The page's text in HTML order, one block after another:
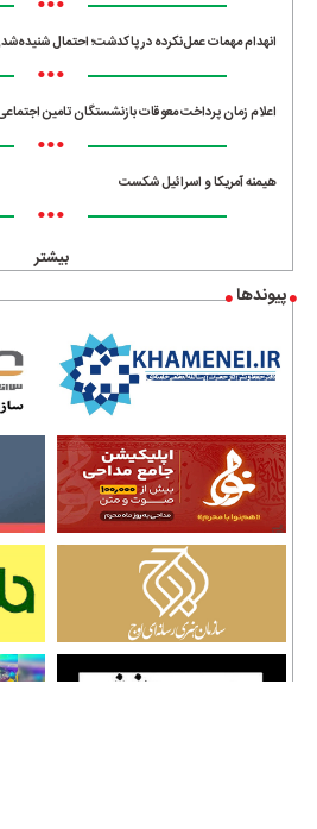
انهدام مهمات عمل‌نکرده در پاکدشت؛ احتمال
•••
اعلام زمان پرداخت معوقات بازنشستگان تامین
•••
هیمنه آمریکا و اسرائیل شکست
•••
بیشتر
پیوندها